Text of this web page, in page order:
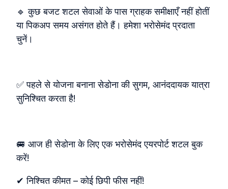
🔹 कुछ बजट शटल सेवाओं के पास ग्राहक समीक्षाएँ नहीं होतीं
या पिकअप समय असंगत होते हैं। हमेशा भरोसेमंद प्रदाता
चुनें।
✅ पहले से योजना बनाना सेडोना की सुगम, आनंददायक यात्रा
सुनिश्चित करता है!
🚐 आज ही सेडोना के लिए एक भरोसेमंद एयरपोर्ट शटल बुक
करें!
✔ निश्चित कीमत – कोई छिपी फीस नहीं!